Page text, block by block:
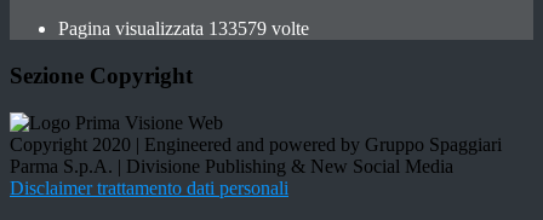
Pagina visualizzata 133579 volte
Sezione Copyright
Copyright 2020 | Engineered and powered by Gruppo Spaggiari
Parma S.p.A. | Divisione Publishing & New Social Media
Disclaimer trattamento dati personali